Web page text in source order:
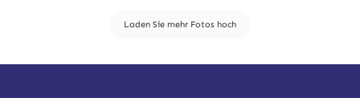
Laden Sie mehr Fotos hoch